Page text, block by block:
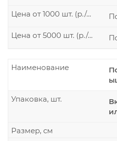
Цена от 1000 шт. (р./шт.)
Цена от 5000 шт. (р./шт.)
Наименование
Упаковка, шт.
Размер, см